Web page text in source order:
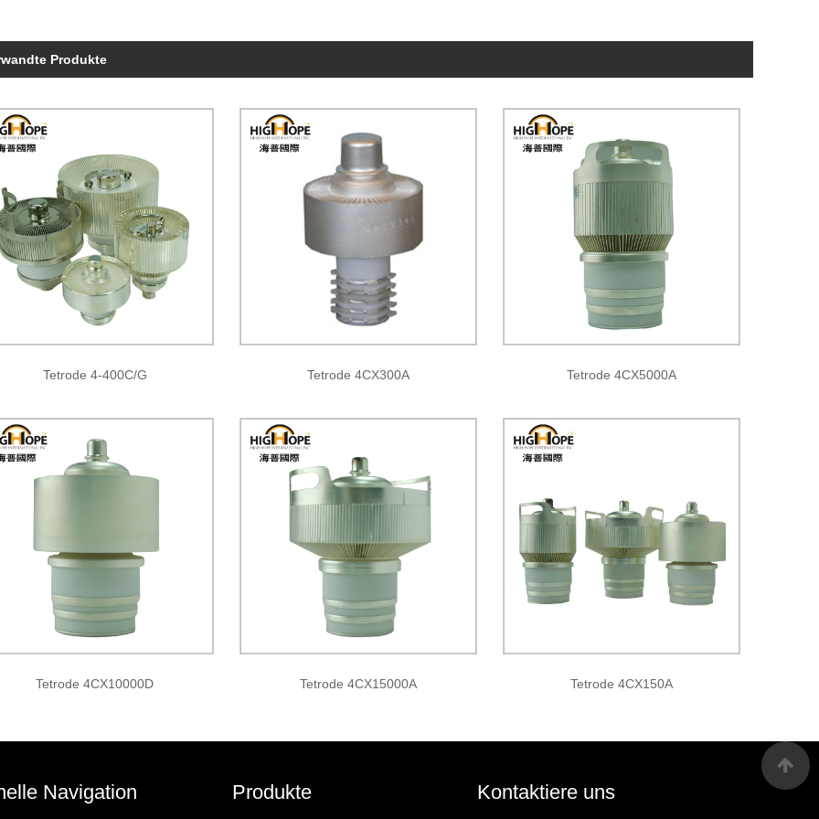
Produkte
Tetrode 4-400C/G Tetrode 4CX300A Tetrode 4CX5000A
Tetrode 4CX10000D Tetrode 4CX15000A Tetrode 4CX150A
Navigation Produkte Kontaktiere uns